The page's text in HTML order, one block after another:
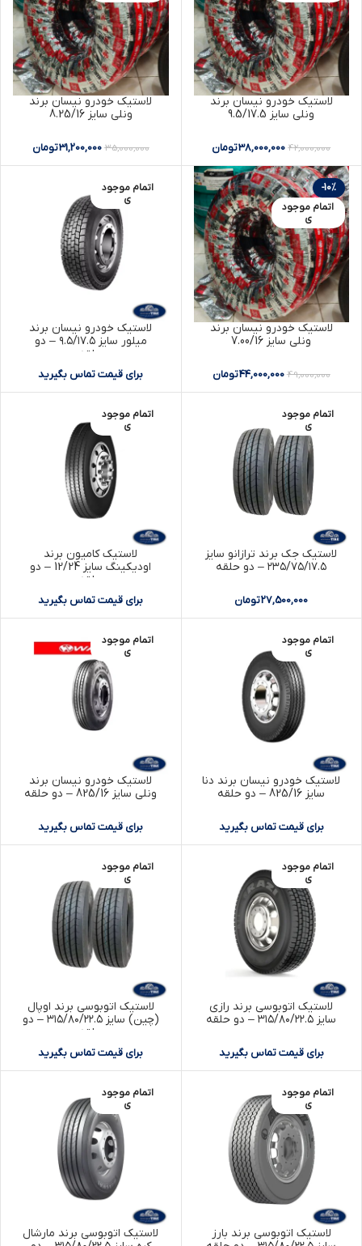
لاستیک خودرو نیسان برند
ونلی سایز 9.5/17.5
42,000,000
38,000,000تومان
لاستیک خودرو نیسان برند
ونلی سایز 8.25/16
35,000,000
31,200,000تومان
-10%
اتمام موجود
ی
لاستیک خودرو نیسان برند
ونلی سایز 7.00/16
49,000,000
44,000,000تومان
اتمام موجود
ی
لاستیک خودرو نیسان برند
میلور سایز ۹.۵/۱۷.۵ – دو
حلقه
برای قیمت تماس بگیرید
اتمام موجود
ی
لاستیک جک برند ترازانو سایز
۲۳۵/۷۵/۱۷.۵ – دو حلقه
27,500,000تومان
اتمام موجود
ی
لاستیک کامیون برند
اودیکینگ سایز 12/24 – دو
حلقه
برای قیمت تماس بگیرید
اتمام موجود
ی
لاستیک خودرو نیسان برند دنا
سایز 825/16 – دو حلقه
برای قیمت تماس بگیرید
اتمام موجود
ی
لاستیک خودرو نیسان برند
ونلی سایز 825/16 – دو حلقه
برای قیمت تماس بگیرید
اتمام موجود
ی
لاستیک اتوبوسی برند رازی
سایز ۳۱۵/۸۰/۲۲.۵ – دو حلقه
برای قیمت تماس بگیرید
اتمام موجود
ی
لاستیک اتوبوسی برند اوپال
(چین) سایز ۳۱۵/۸۰/۲۲.۵ – دو
حلقه
برای قیمت تماس بگیرید
اتمام موجود
ی
لاستیک اتوبوسی برند بارز
اتمام موجود
ی
لاستیک اتوبوسی برند مارشال